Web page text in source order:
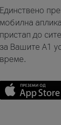
Единствено
мобилна
пристап до
за Вашите A1
време.